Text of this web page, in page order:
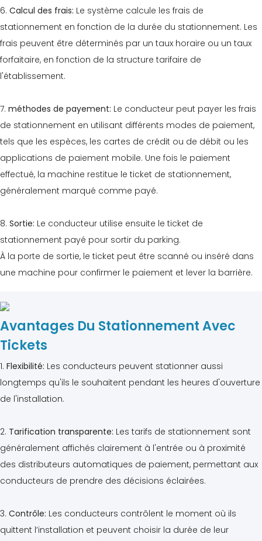
6. Calcul des frais: Le système calcule les frais de
stationnement en fonction de la durée du stationnement. Les
frais peuvent être déterminés par un taux horaire ou un taux
forfaitaire, en fonction de la structure tarifaire de
l'établissement.
7. méthodes de payement: Le conducteur peut payer les frais
de stationnement en utilisant différents modes de paiement,
tels que les espèces, les cartes de crédit ou de débit ou les
applications de paiement mobile. Une fois le paiement
effectué, la machine restitue le ticket de stationnement,
généralement marqué comme payé.
8. Sortie: Le conducteur utilise ensuite le ticket de
stationnement payé pour sortir du parking.
À la porte de sortie, le ticket peut être scanné ou inséré dans
une machine pour confirmer le paiement et lever la barrière.
Avantages Du Stationnement Avec
Tickets
1. Flexibilité: Les conducteurs peuvent stationner aussi
longtemps qu'ils le souhaitent pendant les heures d'ouverture
de l'installation.
2. Tarification transparente: Les tarifs de stationnement sont
généralement affichés clairement à l'entrée ou à proximité
des distributeurs automatiques de paiement, permettant aux
conducteurs de prendre des décisions éclairées.
3. Contrôle: Les conducteurs contrôlent le moment où ils
quittent l’installation et peuvent choisir la durée de leur